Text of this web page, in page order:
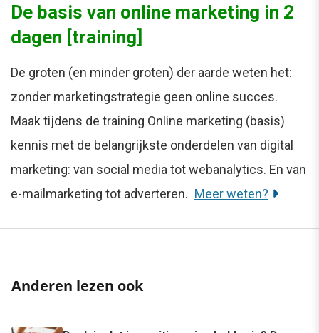
De basis van online marketing in 2
dagen [training]
De groten (en minder groten) der aarde weten het:
zonder marketingstrategie geen online succes.
Maak tijdens de training Online marketing (basis)
kennis met de belangrijkste onderdelen van digital
marketing: van social media tot webanalytics. En van
e-mailmarketing tot adverteren. Meer weten?
Anderen lezen ook